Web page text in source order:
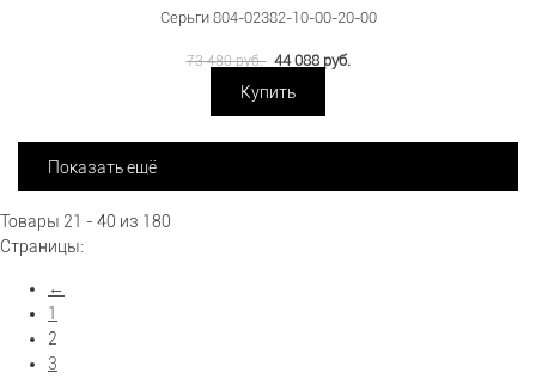
Серьги 804-02382-10-00-20-00
73 480 руб. 44 088 руб.
Купить
Показать ещё
Товары 21 - 40 из 180
Страницы:
←
1
2
3